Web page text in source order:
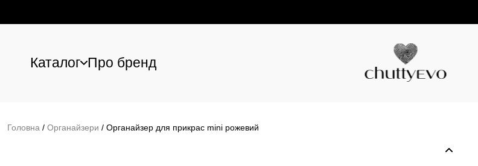
Каталог Про бренд
Головна / Органайзери / Органайзер для прикрас mini рожевий